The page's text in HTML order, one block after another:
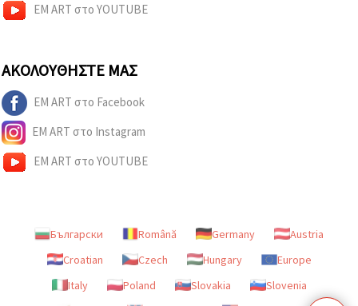
EM ART στο YOUTUBE
ΑΚΟΛΟΥΘΉΣΤΕ ΜΑΣ
EM ART στο Facebook
EM ART στο Instagram
EM ART στο YOUTUBE
Български Română Germany
Austria
Croatian
Czech Hungary
Europe
Italy
Poland Slovakia
Slovenia